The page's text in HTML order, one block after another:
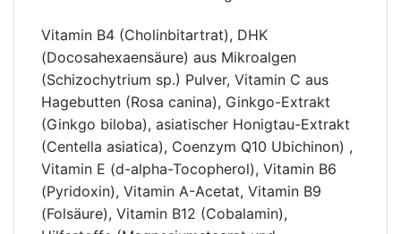
Vitamin B4 (Cholinbitartrat), DHK
(Docosahexaensäure) aus Mikroalgen
(Schizochytrium sp.) Pulver, Vitamin C aus
Hagebutten (Rosa canina), Ginkgo-Extrakt
(Ginkgo biloba), asiatischer Honigtau-Extrakt
(Centella asiatica), Coenzym Q10 Ubichinon) ,
Vitamin E (d-alpha-Tocopherol), Vitamin B6
(Pyridoxin), Vitamin A-Acetat, Vitamin B9
(Folsäure), Vitamin B12 (Cobalamin),